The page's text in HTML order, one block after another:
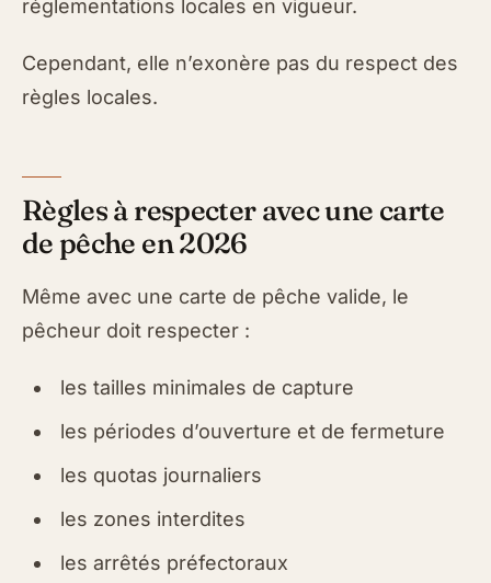
réglementations locales en vigueur.
Cependant, elle n’exonère pas du respect des
règles locales.
Règles à respecter avec une carte
de pêche en 2026
Même avec une carte de pêche valide, le
pêcheur doit respecter :
les tailles minimales de capture
les périodes d’ouverture et de fermeture
les quotas journaliers
les zones interdites
les arrêtés préfectoraux